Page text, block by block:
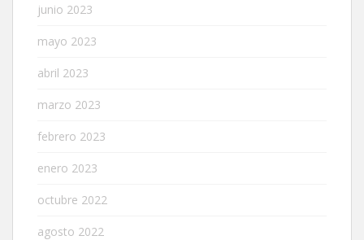
junio 2023
mayo 2023
abril 2023
marzo 2023
febrero 2023
enero 2023
octubre 2022
agosto 2022